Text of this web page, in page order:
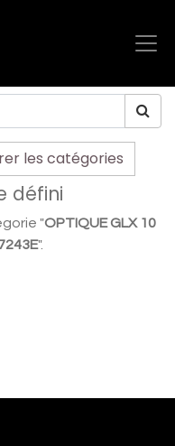
les catégories
défini
"OPTIQUE GLX 10
".